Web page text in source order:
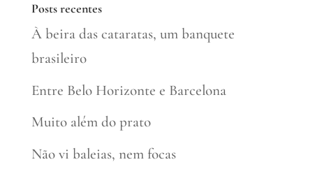
Posts recentes
À beira das cataratas, um banquete
brasileiro
Entre Belo Horizonte e Barcelona
Muito além do prato
Não vi baleias, nem focas